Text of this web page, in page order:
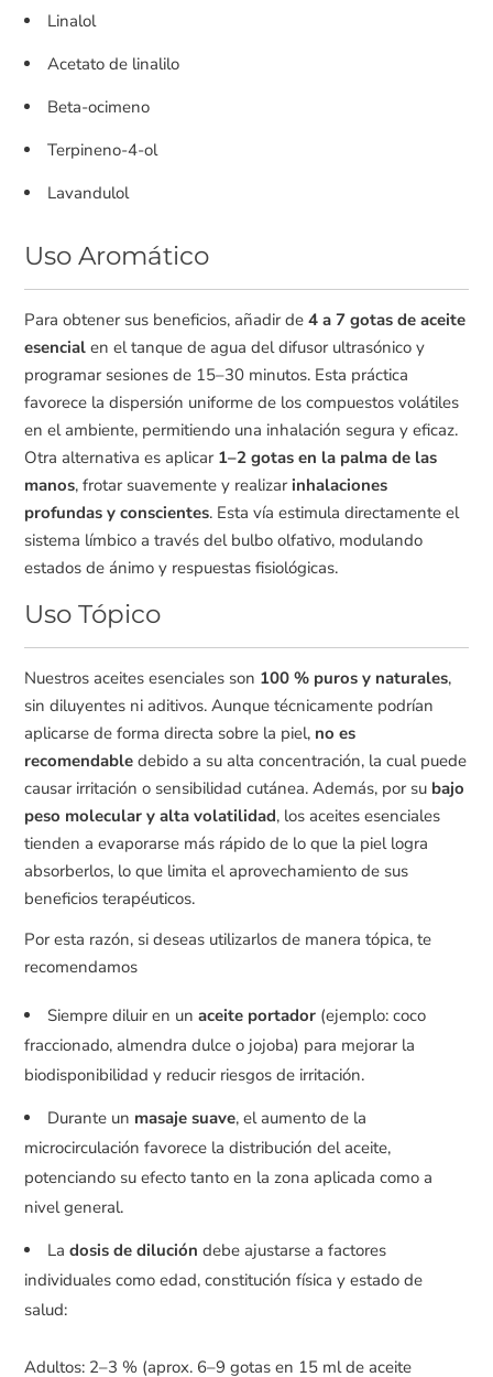
Linalol
Acetato de linalilo
Beta-ocimeno
Terpineno-4-ol
Lavandulol
Uso Aromático
Para obtener sus beneficios, añadir de4 a 7 gotas de aceite
esencial en el tanque de agua del difusor ultrasónico y
programar sesiones de 15–30 minutos. Esta práctica
favorece la dispersión uniforme de los compuestos volátiles
en el ambiente, permitiendo una inhalación segura y eficaz.
Otra alternativa es aplicar 1–2 gotas en la palma de las
manos, frotar suavemente y realizarinhalaciones
profundas y conscientes. Esta vía estimula directamente el
sistema límbico a través del bulbo olfativo, modulando
estados de ánimo y respuestas fisiológicas.
Uso Tópico
Nuestros aceites esenciales son 100 % puros y naturales,
sin diluyentes ni aditivos. Aunque técnicamente podrían
aplicarse de forma directa sobre la piel, no es
recomendable debido a su alta concentración, la cual puede
causar irritación o sensibilidad cutánea. Además, por su bajo
peso molecular y alta volatilidad, los aceites esenciales
tienden a evaporarse más rápido de lo que la piel logra
absorberlos, lo que limita el aprovechamiento de sus
beneficios terapéuticos.
Por esta razón, si deseas utilizarlos de manera tópica, te
recomendamos
Siempre diluir en unaceite portador (ejemplo: coco
fraccionado, almendra dulce o jojoba) para mejorar la
biodisponibilidad y reducir riesgos de irritación.
Durante un masaje suave, el aumento de la
microcirculación favorece la distribución del aceite,
potenciando su efecto tanto en la zona aplicada como a
nivel general.
Ladosis de dilución debe ajustarse a factores
individuales como edad, constitución física y estado de
salud:
Adultos: 2–3 % (aprox. 6–9 gotas en 15 ml de aceite